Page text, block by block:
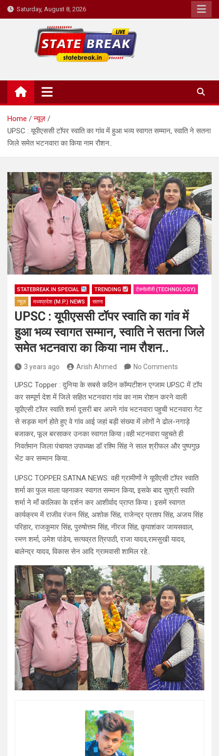
Skip
to
Saturday, August 8, 2026
State Break
Home
न्यूज़
UPSC : यूपीएससी टॉपर स्वाति का गांव में हुआ भव्य स्वागत सम्मान, स्वाति ने सतना
जिले समेत भटनवारा का किया नाम रौशन..
STATEBREAK.IN SPECIAL TRENDING
टेक्नोलॉजी (TECHNOLOGY)
न्यूज़
मध्यप्रदेश (M.P.) NEWS सतना
UPSC : यूपीएससी टॉपर स्वाति का गांव में
हुआ भव्य स्वागत सम्मान, स्वाति ने सतना जिले
समेत भटनवारा का किया नाम रौशन..
3 years ago Arish Ahmed No Comments
UPSC Topper : दुनिया के सबसे कठिन कॉम्पटीशन एग्जाम UPSC में टॉप
कर सम्पूर्ण देश में जिले सहित भटनवारा गांव का नाम रोशन करने वाली
यूपीएसी टॉपर स्वाति शर्मा दूसरी बार अपने गांव भटनवारा पहुची भटनवारा गेट
से सड़क मार्ग होते हुए वे गांव आई जहां बड़ी संख्या में लोगों ने ढोल-नगाड़े
बजाकर, फूल बरसाकर उनका स्वागत किया।वही भटनवारा पहुचते ही
निवर्तमान जिला पंचायत उपाध्यक्ष डॉ रश्मि सिंह ने साल श्रीफल और पुष्पगुछ
भेंट कर सम्मान किया..
UPSC TOPPER SATNA NEWS: वही ग्रामीणों ने यूपीएसी टॉपर स्वाति
शर्मा का फुल माला पहनाकर स्वागत सम्मान किया, इसके बाद सुश्री स्वाति
शर्मा ने माँ कालिका के दर्शन कर आशीर्वाद प्राप्त किया। इसमें स्वागत
कार्यक्रम में राजीव रंजन सिंह, अशोक सिंह, राजेन्द्र प्रताप सिंह, अजय सिंह
परिहार, राजकुमार सिंह, पुरुषोत्तम सिंह, नीरज सिंह, कृपाशंकर जायसवाल,
रमण शर्मा, उमेश पांडेय, सत्यव्रत त्रिपाठी, राजा यादव,रामसुखी यादव,
बालेन्द्र यादव, विकास सेन आदि ग्रामवासी शामिल रहे..